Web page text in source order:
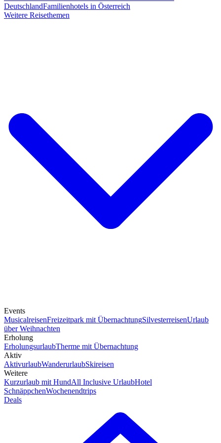
DeutschlandFamilienhotels in Österreich
Weitere Reisethemen
Events
MusicalreisenFreizeitpark mit ÜbernachtungSilvesterreisenUrlaub
über Weihnachten
Erholung
ErholungsurlaubTherme mit Übernachtung
Aktiv
AktivurlaubWanderurlaubSkireisen
Weitere
Kurzurlaub mit HundAll Inclusive UrlaubHotel
SchnäppchenWochenendtrips
Deals